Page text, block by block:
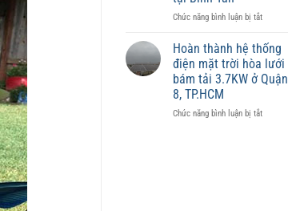
đến
trị
tài
sản
không?
Chức năng bình luận bị tắtở
thành
lắp
đặt
hệ
10KW
Hoàn thành hệ thống
điện mặt trời hòa lưới
bám tải 3.7KW ở Quận
8, TP.HCM
Chức năng bình luận bị tắtở